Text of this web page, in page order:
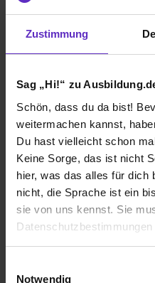
Zustimmung
Sag „Hi!“ zu
Schön, dass du da bist!
weitermachen kannst,
Du hast vielleicht schon
Keine Sorge, das ist nicht
hier, was das alles für dich
nicht, die Sprache ist ein
sie von uns kennst. Sie
Notwendig
Ich würde
Gesamtbewertung
Spaßfaktor & Atmosphäre
Bewerte jetzt